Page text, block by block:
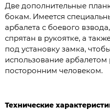
Две дополнительные
бокам. Имеется
арбалета с боевого
спрятан в рукоятке, а
под установку замка,
использование
посторонним человеком.
Технические